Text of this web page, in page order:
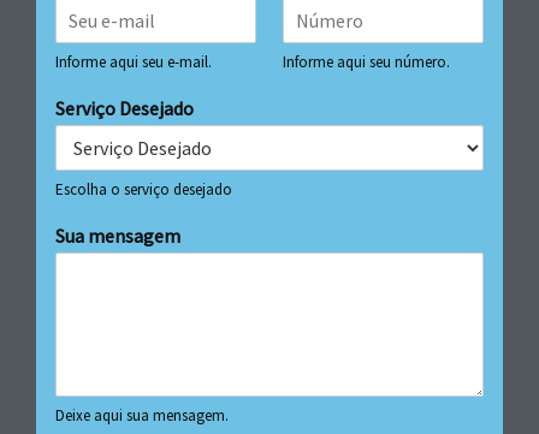
Informe aqui seu e-mail. Informe aqui seu número.
Serviço Desejado
Escolha o serviço desejado
Sua mensagem
Deixe aqui sua mensagem.